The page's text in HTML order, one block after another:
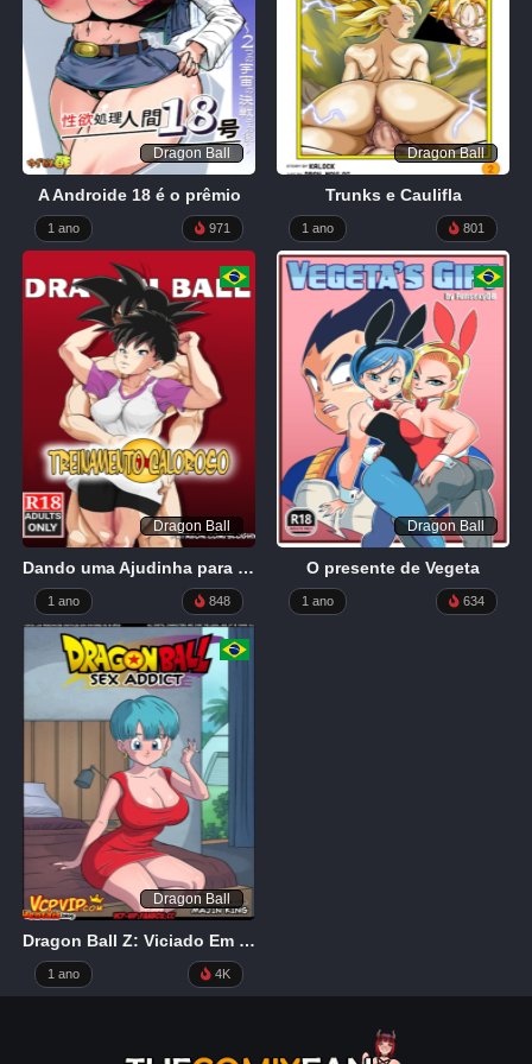
9K
FULL
LIST
Dragon Ball
A Androide 18 é o prêmio
1 ano 971
Dragon Ball
Trunks e Caulifla
1 ano 801
Dragon Ball
Dando uma Ajudinha para o Sogro
1 ano 848
Dragon Ball
O presente de Vegeta
1 ano 634
Dragon Ball
Dragon Ball Z: Viciado Em Sexo
1 ano 4K